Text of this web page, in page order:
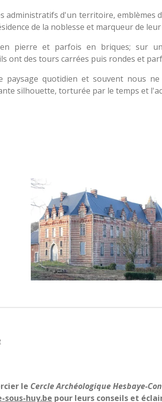
administratifs d'un territoire, emblèmes
de la noblesse et marqueur de
pierre et parfois en briques; sur
ont des tours carrées puis rondes et
quotidien et souvent nous ne
silhouette, torturée par le temps et
le Cercle Archéologique Hesbaye-
huy.be pour leurs conseils et